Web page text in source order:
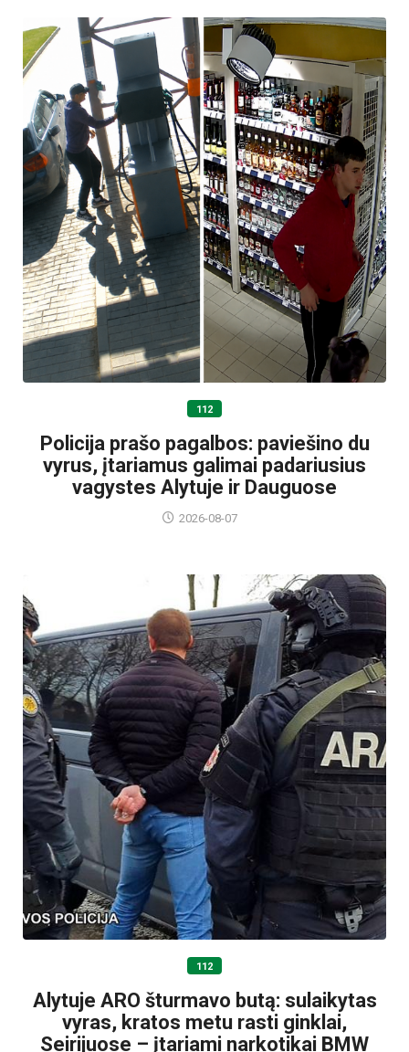
112
Policija prašo pagalbos: paviešino du
vyrus, įtariamus galimai padariusius
vagystes Alytuje ir Dauguose
2026-08-07
112
Alytuje ARO šturmavo butą: sulaikytas
vyras, kratos metu rasti ginklai,
Seirijuose – įtariami narkotikai BMW